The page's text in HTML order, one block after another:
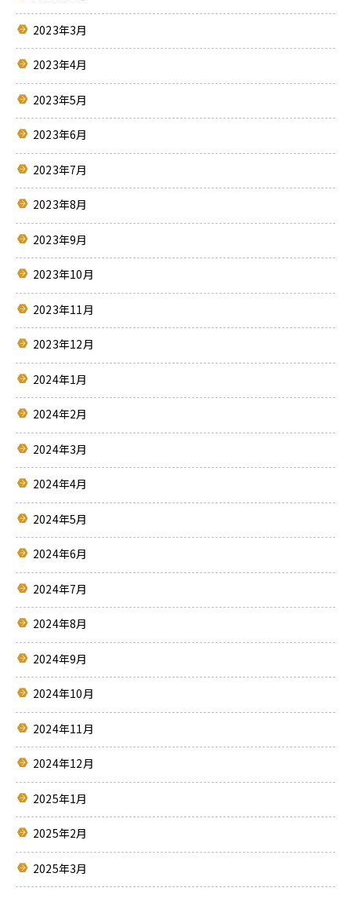
2023年3月
2023年4月
2023年5月
2023年6月
2023年7月
2023年8月
2023年9月
2023年10月
2023年11月
2023年12月
2024年1月
2024年2月
2024年3月
2024年4月
2024年5月
2024年6月
2024年7月
2024年8月
2024年9月
2024年10月
2024年11月
2024年12月
2025年1月
2025年2月
2025年3月